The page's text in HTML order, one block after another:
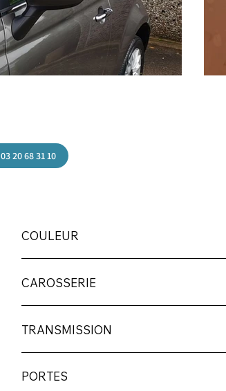
COULEUR
CAROSSERIE
TRANSMISSION
PORTES
03 20 68 31 10